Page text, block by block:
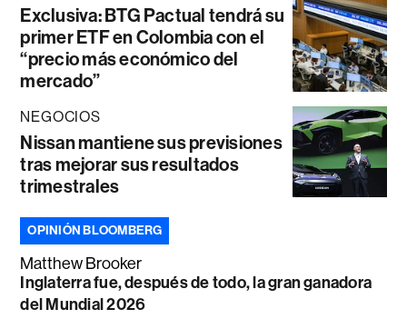
Exclusiva: BTG Pactual tendrá su
primer ETF en Colombia con el
“precio más económico del
mercado”
NEGOCIOS
Nissan mantiene sus previsiones
tras mejorar sus resultados
trimestrales
OPINIÓN BLOOMBERG
Matthew Brooker
Inglaterra fue, después de todo, la gran ganadora
del Mundial 2026